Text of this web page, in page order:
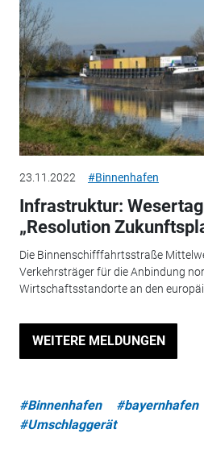
23.11.2022 #Binnenhafen
Infrastruktur:
„Resolution
Die Binnenschifffahrtsstraße
Verkehrsträger für die Anbindung
Wirtschaftsstandorte an den
WEITERE MELDUNGEN
#Binnenhafen #bayernhafen
#Umschlaggerät